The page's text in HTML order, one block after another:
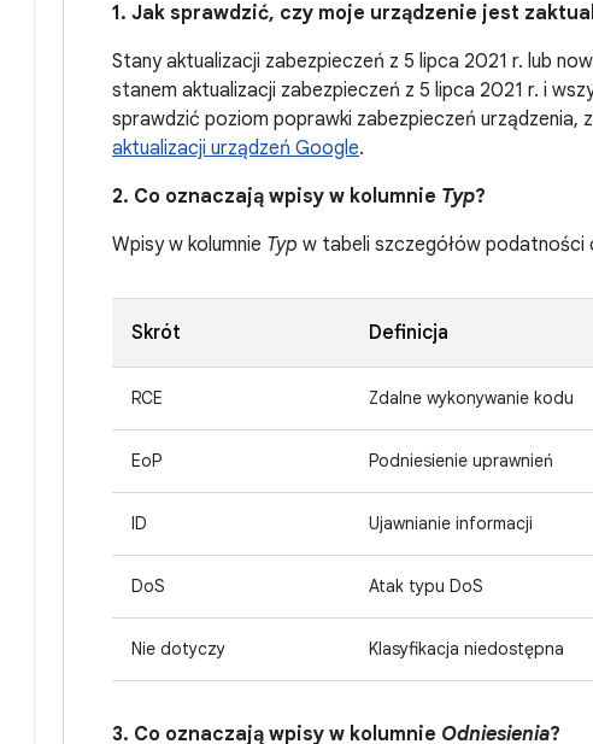
1. Jak sprawdzić, czy moje urządzenie jest
Stany aktualizacji zabezpieczeń z 5 lipca 2021 r. lub
stanem aktualizacji zabezpieczeń z 5 lipca 2021 r. i
sprawdzić poziom poprawki zabezpieczeń urządzenia,
aktualizacji urządzeń Google.
2. Co oznaczają wpisy w kolumnie Typ?
Wpisy w kolumnie Typ w tabeli szczegółów podatności
Skrót Definicja
RCE Zdalne wykonywanie kodu
EoP Podniesienie uprawnień
ID Ujawnianie informacji
DoS Atak typu DoS
Nie dotyczy Klasyfikacja niedostępna
3. Co oznaczają wpisy w kolumnie Odniesienia?